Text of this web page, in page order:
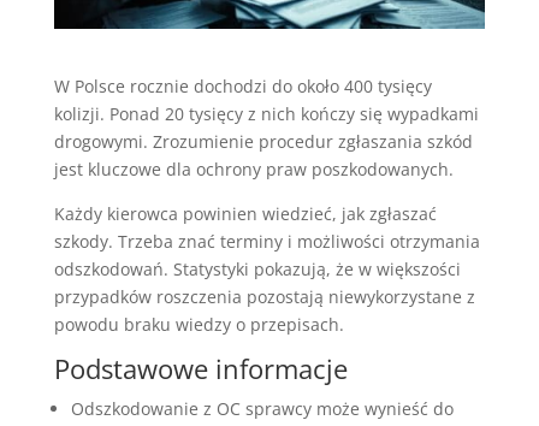
W Polsce rocznie dochodzi do około 400 tysięcy
kolizji. Ponad 20 tysięcy z nich kończy się wypadkami
drogowymi. Zrozumienie procedur zgłaszania szkód
jest kluczowe dla ochrony praw poszkodowanych.
Każdy kierowca powinien wiedzieć, jak zgłaszać
szkody. Trzeba znać terminy i możliwości otrzymania
odszkodowań. Statystyki pokazują, że w większości
przypadków roszczenia pozostają niewykorzystane z
powodu braku wiedzy o przepisach.
Podstawowe informacje
Odszkodowanie z OC sprawcy może wynieść do